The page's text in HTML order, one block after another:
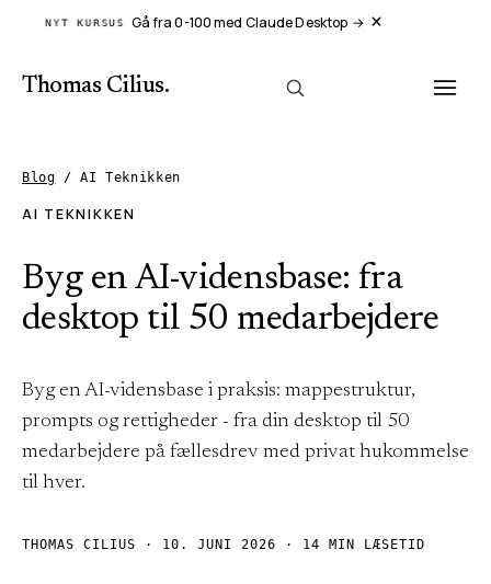
NYT KURSUS Gå fra 0-100 med Claude Desktop → ×
Thomas Cilius.
Blog / AI Teknikken
AI TEKNIKKEN
Byg en AI-vidensbase: fra
desktop til 50 medarbejdere
Byg en AI-vidensbase i praksis: mappestruktur,
prompts og rettigheder - fra din desktop til 50
medarbejdere på fællesdrev med privat hukommelse
til hver.
THOMAS CILIUS · 10. JUNI 2026 · 14 MIN LÆSETID